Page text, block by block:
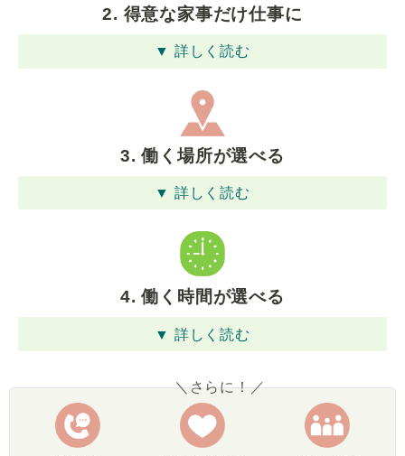
2. 得意な家事だけ仕事に
▼ 詳しく読む
3. 働く場所が選べる
▼ 詳しく読む
4. 働く時間が選べる
▼ 詳しく読む
＼さらに！／